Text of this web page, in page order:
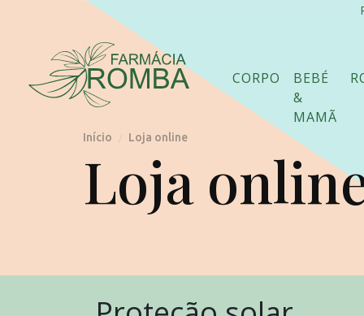
CORPO
BEBÉ
&
MAMÃ
Início / Loja online
Loja